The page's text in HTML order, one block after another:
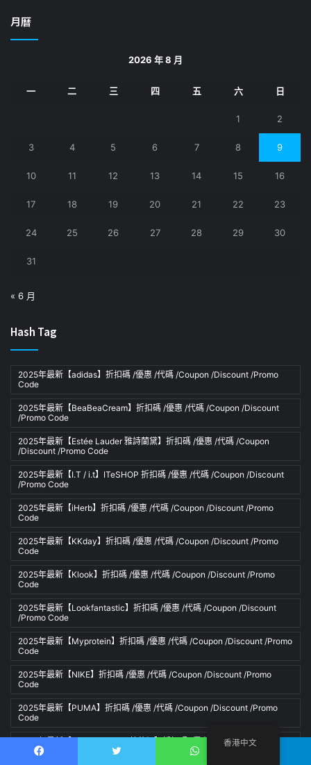
月曆
2026 年 8 月
一 二 三 四 五 六 日
1 2
3 4 5 6 7 8 9
10 11 12 13 14 15 16
17 18 19 20 21 22 23
24 25 26 27 28 29 30
31
« 6 月
Hash Tag
2025年最新【adidas】折扣碼 /優惠 /代碼 /Coupon /Discount /Promo
Code
2025年最新【BeaBeaCream】折扣碼 /優惠 /代碼 /Coupon /Discount
/Promo Code
2025年最新【Estée Lauder 雅詩蘭黛】折扣碼 /優惠 /代碼 /Coupon
/Discount /Promo Code
2025年最新【I.T / i.t】ITeSHOP 折扣碼 /優惠 /代碼 /Coupon /Discount
/Promo Code
2025年最新【iHerb】折扣碼 /優惠 /代碼 /Coupon /Discount /Promo
Code
2025年最新【KKday】折扣碼 /優惠 /代碼 /Coupon /Discount /Promo
Code
2025年最新【Klook】折扣碼 /優惠 /代碼 /Coupon /Discount /Promo
Code
2025年最新【Lookfantastic】折扣碼 /優惠 /代碼 /Coupon /Discount
/Promo Code
2025年最新【Myprotein】折扣碼 /優惠 /代碼 /Coupon /Discount /Promo
Code
2025年最新【NIKE】折扣碼 /優惠 /代碼 /Coupon /Discount /Promo
Code
2025年最新【PUMA】折扣碼 /優惠 /代碼 /Coupon /Discount /Promo
Code
2025年最新【Strawberrynet 草莓網】折扣碼 /優惠 /代碼 /Coupon
/Discount /Promo Code
香港中文